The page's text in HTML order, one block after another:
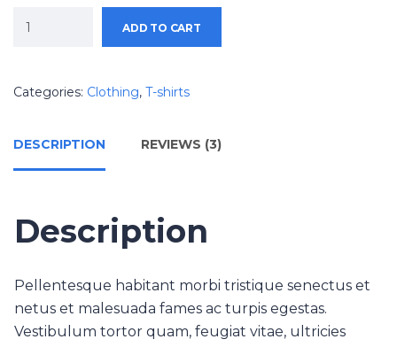
ADD TO CART
Categories: Clothing, T-shirts
DESCRIPTION REVIEWS (3)
Description
Pellentesque habitant morbi tristique senectus et
netus et malesuada fames ac turpis egestas.
Vestibulum tortor quam, feugiat vitae, ultricies